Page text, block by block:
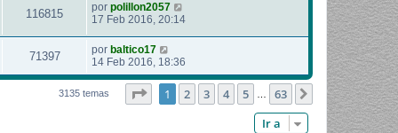
116815 por polillon2057
17 Feb 2016, 20:14
71397 por baltico17
14 Feb 2016, 18:36
3135 temas Página1 de 63
1 2 3 4 5 63
Siguiente
Ir a